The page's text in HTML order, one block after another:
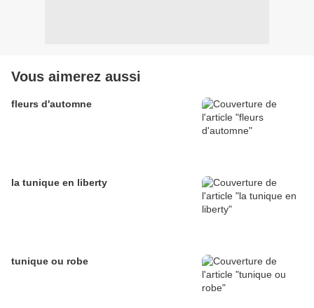
Vous aimerez aussi
fleurs d'automne
la tunique en liberty
tunique ou robe